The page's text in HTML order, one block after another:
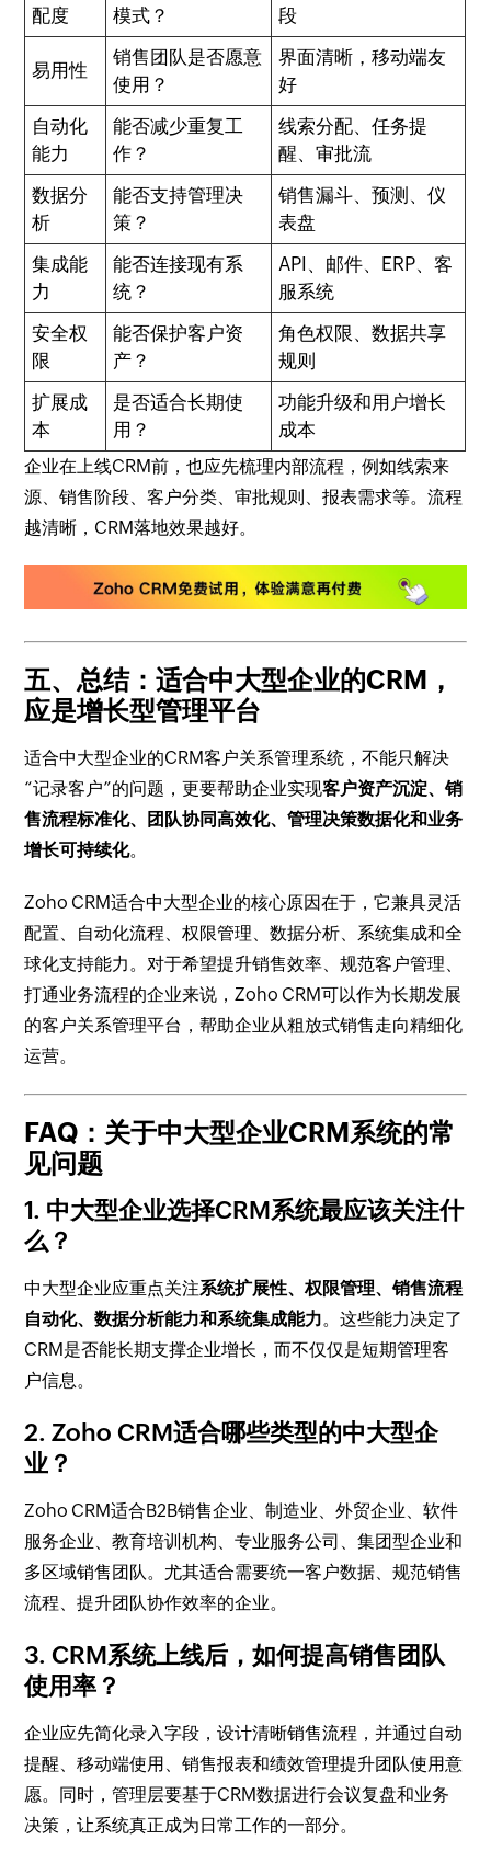
配度 模式？ 段
易用性
销售团队是否愿意
使用？
界面清晰，移动端友
好
自动化
能力
能否减少重复工
作？
线索分配、任务提
醒、审批流
数据分
析
能否支持管理决
策？
销售漏斗、预测、仪
表盘
集成能
力
能否连接现有系
统？
API、邮件、ERP、客
服系统
安全权
限
能否保护客户资
产？
角色权限、数据共享
规则
扩展成
本
是否适合长期使
用？
功能升级和用户增长
成本
企业在上线CRM前，也应先梳理内部流程，例如线索来
源、销售阶段、客户分类、审批规则、报表需求等。流程
越清晰，CRM落地效果越好。
五、总结：适合中大型企业的CRM，
应是增长型管理平台
适合中大型企业的CRM客户关系管理系统，不能只解决
“记录客户”的问题，更要帮助企业实现客户资产沉淀、销
售流程标准化、团队协同高效化、管理决策数据化和业务
增长可持续化。
Zoho CRM适合中大型企业的核心原因在于，它兼具灵活
配置、自动化流程、权限管理、数据分析、系统集成和全
球化支持能力。对于希望提升销售效率、规范客户管理、
打通业务流程的企业来说，Zoho CRM可以作为长期发展
的客户关系管理平台，帮助企业从粗放式销售走向精细化
运营。
FAQ：关于中大型企业CRM系统的常
见问题
1. 中大型企业选择CRM系统最应该关注什
么？
中大型企业应重点关注系统扩展性、权限管理、销售流程
自动化、数据分析能力和系统集成能力。这些能力决定了
CRM是否能长期支撑企业增长，而不仅仅是短期管理客
户信息。
2. Zoho CRM适合哪些类型的中大型企
业？
Zoho CRM适合B2B销售企业、制造业、外贸企业、软件
服务企业、教育培训机构、专业服务公司、集团型企业和
多区域销售团队。尤其适合需要统一客户数据、规范销售
流程、提升团队协作效率的企业。
3. CRM系统上线后，如何提高销售团队
使用率？
企业应先简化录入字段，设计清晰销售流程，并通过自动
提醒、移动端使用、销售报表和绩效管理提升团队使用意
愿。同时，管理层要基于CRM数据进行会议复盘和业务
决策，让系统真正成为日常工作的一部分。